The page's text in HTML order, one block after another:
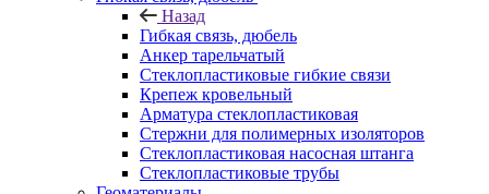
Назад
Гибкая связь, дюбель
Анкер тарельчатый
Стеклопластиковые гибкие связи
Крепеж кровельный
Арматура стеклопластиковая
Стержни для полимерных изоляторов
Стеклопластиковая насосная штанга
Стеклопластиковые трубы